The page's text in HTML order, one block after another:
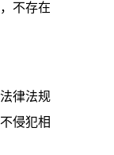
不存在
律法规
侵犯相